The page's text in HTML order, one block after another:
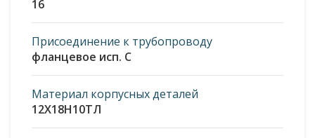
16
Присоединение к трубопроводу
фланцевое исп. С
Материал корпусных деталей
12Х18Н10ТЛ